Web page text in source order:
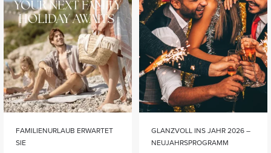
FAMILIENURLAUB ERWARTET
SIE
GLANZVOLL INS JAHR 2026 –
NEUJAHRSPROGRAMM